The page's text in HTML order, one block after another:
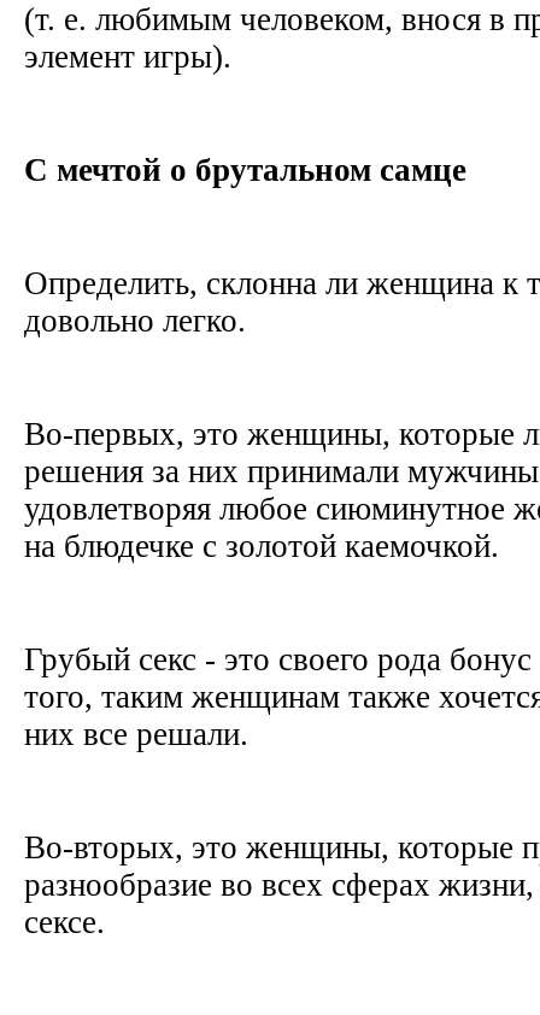
(т. е. любимым человеком, внося в
элемент игры).
С мечтой о брутальном самце
Определить, склонна ли женщина к
довольно легко.
Во-первых, это женщины, которые
решения за них принимали
удовлетворяя любое сиюминутное
на блюдечке с золотой каемочкой.
Грубый секс - это своего рода
того, таким женщинам также
них все решали.
Во-вторых, это женщины, которые
разнообразие во всех сферах
сексе.